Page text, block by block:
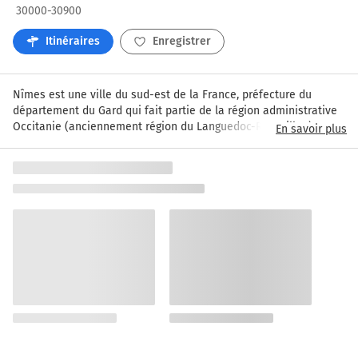
30000-30900
Itinéraires Enregistrer
Nîmes est une ville du sud-est de la France, préfecture du
département du Gard qui fait partie de la région administrative
Occitanie (anciennement région du Languedoc-Roussillon).
sur l'axe très fréquenté Avignon/Arles/Marseille –
Montpellier/Perpignan, peuplée d'environ 150.000 habitants, la
ville de Nîmes voit en période estivale sa population s'accroître
et dépasser le million, composée de touristes venus visiter ses
Rhône. Nîmes est également appelée « la Rome française », de
par ses prestigieux monuments romains (tels que les arènes de
En savoir plus